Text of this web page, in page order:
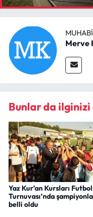
Merve
Bunlar da
Yaz Kur’an Kursları Futbol
Turnuvası’nda
belli oldu